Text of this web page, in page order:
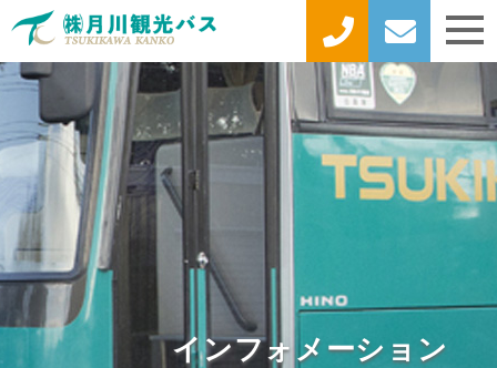
インフォメーション